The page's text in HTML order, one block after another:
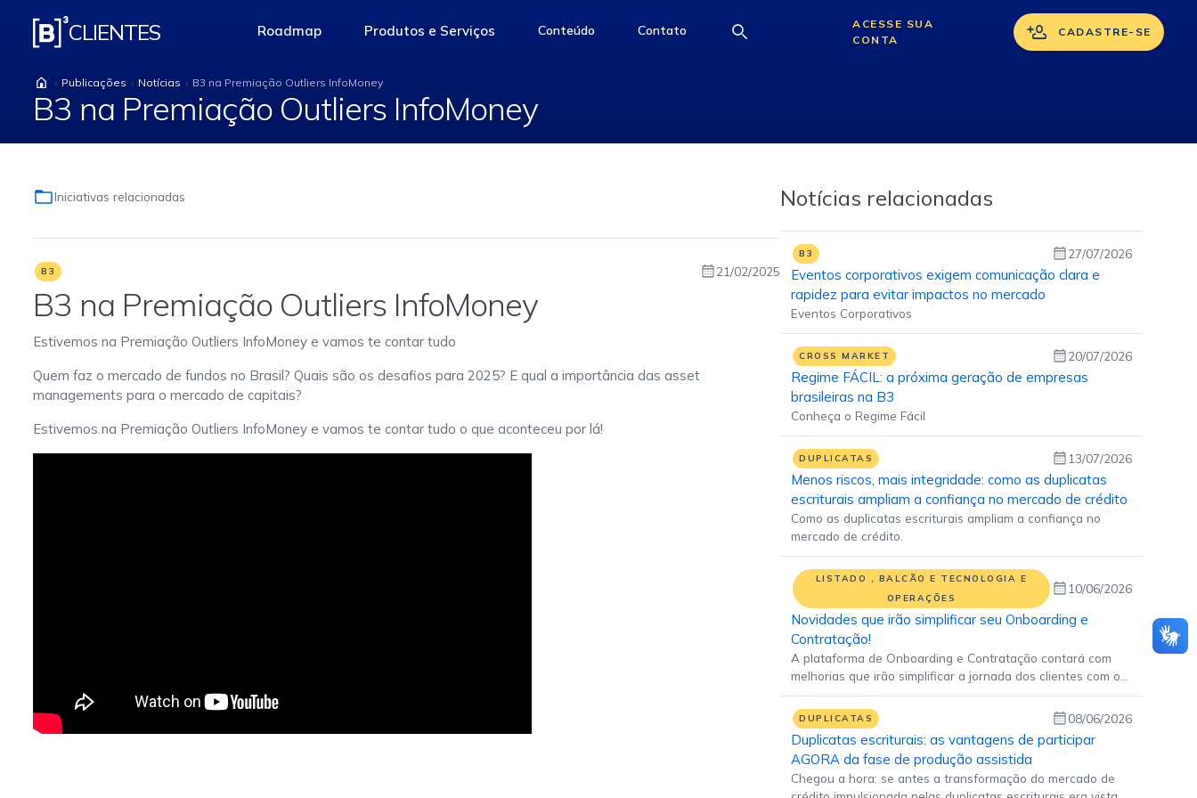
B3 na Premiação Outliers InfoMoney
CLIENTES access-the-page
Roadmap access-the-page
Produtos e Serviços access-the-page
Conteúdo access-the-page
Contato
ACESSE SUA
CONTA
CADASTRE-SE
Publicações Notícias B3 na Premiação Outliers InfoMoney
B3 na Premiação Outliers InfoMoney
Iniciativas relacionadas
B3 21/02/2025
B3 na Premiação Outliers InfoMoney
Estivemos na Premiação Outliers InfoMoney e vamos te contar tudo
Quem faz o mercado de fundos no Brasil? Quais são os desafios para 2025? E qual a importância das asset
managements para o mercado de capitais?
Estivemos na Premiação Outliers InfoMoney e vamos te contar tudo o que aconteceu por lá!
Notícias relacionadas
B3 27/07/2026
Eventos corporativos exigem comunicação clara e
rapidez para evitar impactos no mercado
Eventos Corporativos
CROSS MARKET 20/07/2026
Regime FÁCIL: a próxima geração de empresas
brasileiras na B3
Conheça o Regime Fácil
DUPLICATAS 13/07/2026
Menos riscos, mais integridade: como as duplicatas
escriturais ampliam a confiança no mercado de crédito
Como as duplicatas escriturais ampliam a confiança no
mercado de crédito.
LISTADO , BALCÃO E TECNOLOGIA E
OPERAÇÕES
10/06/2026
Novidades que irão simplificar seu Onboarding e
Contratação!
A plataforma de Onboarding e Contratação contará com
melhorias que irão simplificar a jornada dos clientes com o
uso de I.A e otimização nas funcionalidades.
DUPLICATAS 08/06/2026
Duplicatas escriturais: as vantagens de participar
AGORA da fase de produção assistida
Chegou a hora: se antes a transformação do mercado de